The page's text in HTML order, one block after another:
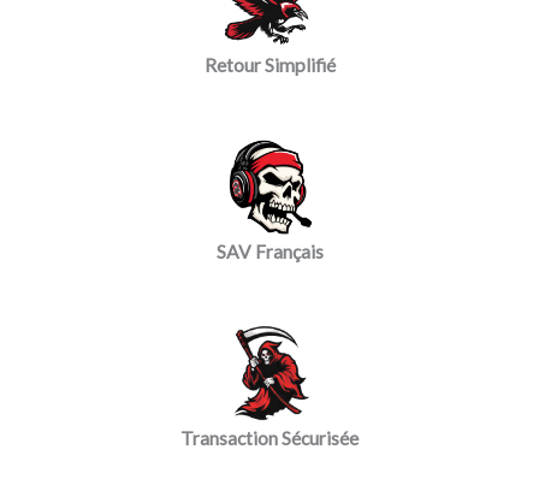
Retour Simplifié
SAV Français
Transaction Sécurisée